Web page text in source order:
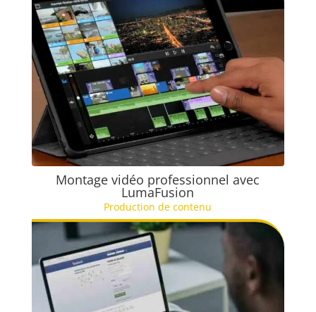
Montage vidéo professionnel avec
LumaFusion
Production de contenu